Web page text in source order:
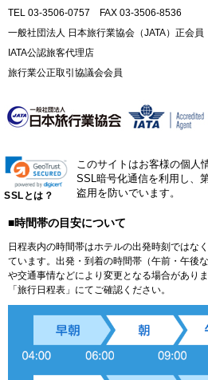
TEL 03-3506-0757 FAX 03-3506-8536
一般社団法人 日本旅行業協会（JATA）正会員
IATA公認旅客代理店
旅行業公正取引協議会会員
SSLとは？
このサイトはお客様の個人
SSL暗号化通信を利用し、
盗用を防いでいます。
■時間帯の目安について
日程表内の時間帯はホテルの出発時刻ではな
ています。出発・到着の時間帯（午前・午後
や交通事情などにより変更となる場合があり
「旅行日程表」にてご確認ください。